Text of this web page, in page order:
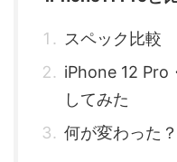
スペック比較
iPhone 12 Pro
してみた
何が変わった